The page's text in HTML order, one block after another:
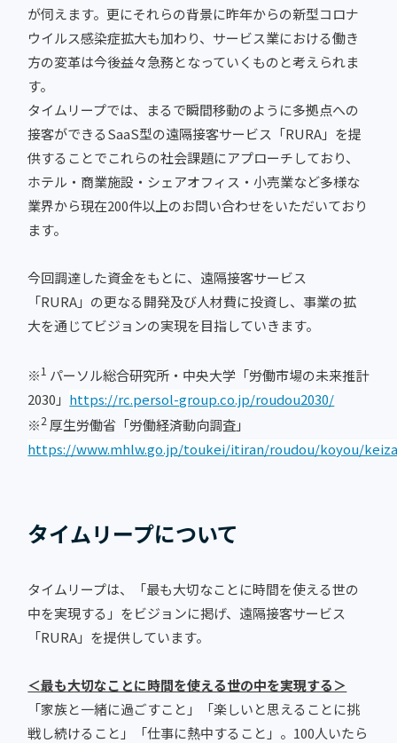
が伺えます。更にそれらの背景に昨年からの新型コロナ
ウイルス感染症拡大も加わり、サービス業における働き
方の変革は今後益々急務となっていくものと考えられま
す。
タイムリープでは、まるで瞬間移動のように多拠点への
接客ができるSaaS型の遠隔接客サービス「RURA」を提
供することでこれらの社会課題にアプローチしており、
ホテル・商業施設・シェアオフィス・小売業など多様な
業界から現在200件以上のお問い合わせをいただいており
ます。
今回調達した資金をもとに、遠隔接客サービス
「RURA」の更なる開発及び人材費に投資し、事業の拡
大を通じてビジョンの実現を目指していきます。
※1 パーソル総合研究所・中央大学「労働市場の未来推計
2030」 https://rc.persol-group.co.jp/roudou2030/
※2 厚生労働省「労働経済動向調査」
https://www.mhlw.go.jp/toukei/itiran/roudou/koyou/
タイムリープについて
タイムリープは、「最も大切なことに時間を使える世の
中を実現する」をビジョンに掲げ、遠隔接客サービス
「RURA」を提供しています。
＜最も大切なことに時間を使える世の中を実現する＞
「家族と一緒に過ごすこと」「楽しいと思えることに挑
戦し続けること」「仕事に熱中すること」。100人いたら